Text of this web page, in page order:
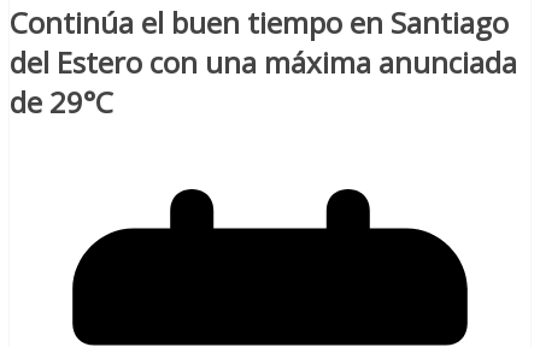
Continúa el buen tiempo en Santiago
del Estero con una máxima anunciada
de 29°C